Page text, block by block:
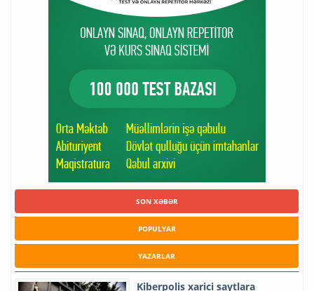
SON XƏBƏR
POPULYAR
YAZARLAR
Kiberpolis xarici saytlara